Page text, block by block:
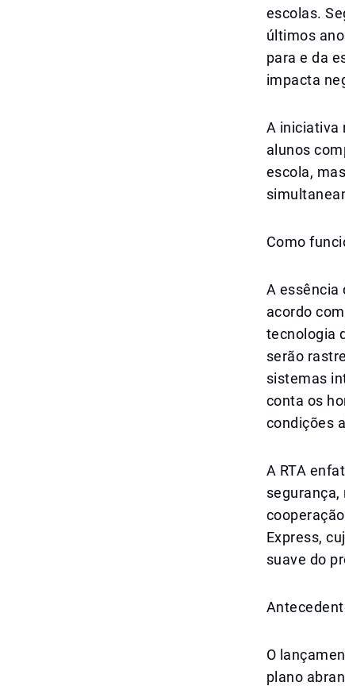
escolas.
últimos
para e da
impacta
A iniciativa
alunos
escola,
Como
A essência
acordo
tecnologia
serão
sistemas
conta os
condições
A RTA
Express,
suave do
O
plano